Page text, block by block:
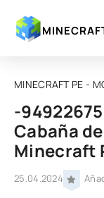
MINECRAFT PE -
-
Cabaña
Minecraft
25.04.2024